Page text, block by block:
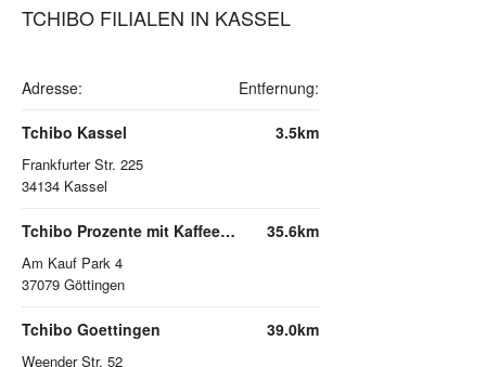
TCHIBO FILIALEN IN KASSEL
Adresse: Entfernung:
Tchibo Kassel
Frankfurter Str. 225
34134 Kassel
3.5km
Tchibo Prozente mit Kaffee Bar Goettingen
Am Kauf Park 4
37079 Göttingen
35.6km
Tchibo Goettingen
Weender Str. 52
39.0km